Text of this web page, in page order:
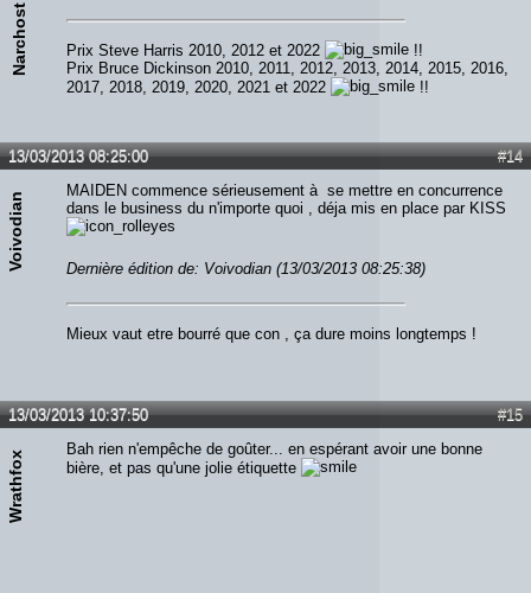
Narchost Prix Steve Harris 2010, 2012 et 2022
!!
Prix Bruce Dickinson 2010, 2011, 2012, 2013, 2014, 2015, 2016,
2017, 2018, 2019, 2020, 2021 et 2022
!!
#14
13/03/2013 08:25:00
Voivodian
MAIDEN commence sérieusement à se mettre en concurrence
dans le business du n'importe quoi , déja mis en place par KISS
Dernière édition de: Voivodian (13/03/2013 08:25:38)
Mieux vaut etre bourré que con , ça dure moins longtemps !
#15
13/03/2013 10:37:50
Wrathfox
Bah rien n'empêche de goûter... en espérant avoir une bonne
bière, et pas qu'une jolie étiquette